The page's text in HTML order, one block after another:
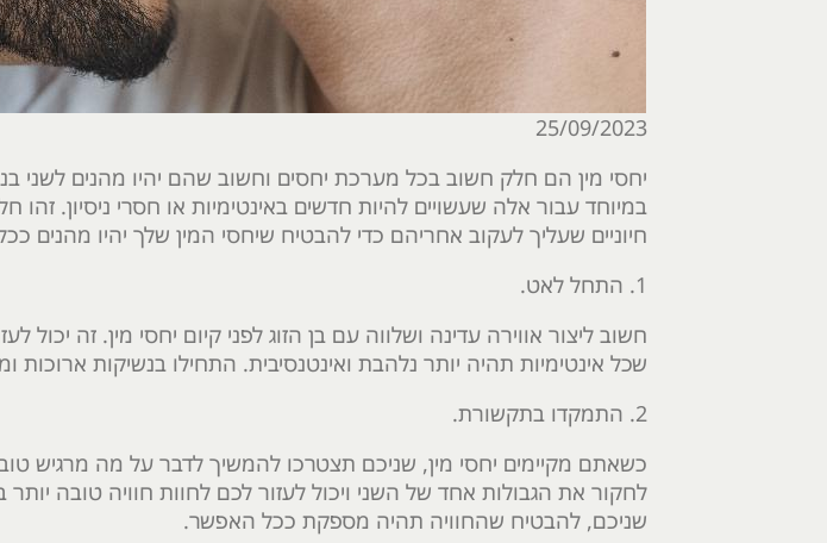
25/09/2023
יחסי מין הם חלק חשוב בכל מערכת יחסים וחשוב שהם יהיו מהנים לשני
במיוחד עבור אלה שעשויים להיות חדשים באינטימיות או חסרי ניסיון.
חיוניים שעליך לעקוב אחריהם כדי להבטיח שיחסי המין שלך יהיו מהנים
1. התחל לאט.
חשוב ליצור אווירה עדינה ושלווה עם בן הזוג לפני קיום יחסי מין. זה יכול
שכל אינטימיות תהיה יותר נלהבת ואינטנסיבית. התחילו בנשיקות ארוכות
2. התמקדו בתקשורת.
כשאתם מקיימים יחסי מין, שניכם תצטרכו להמשיך לדבר על מה מרגיש
לחקור את הגבולות אחד של השני ויכול לעזור לכם לחוות חוויה טובה
שניכם, להבטיח שהחוויה תהיה מספקת ככל האפשר.